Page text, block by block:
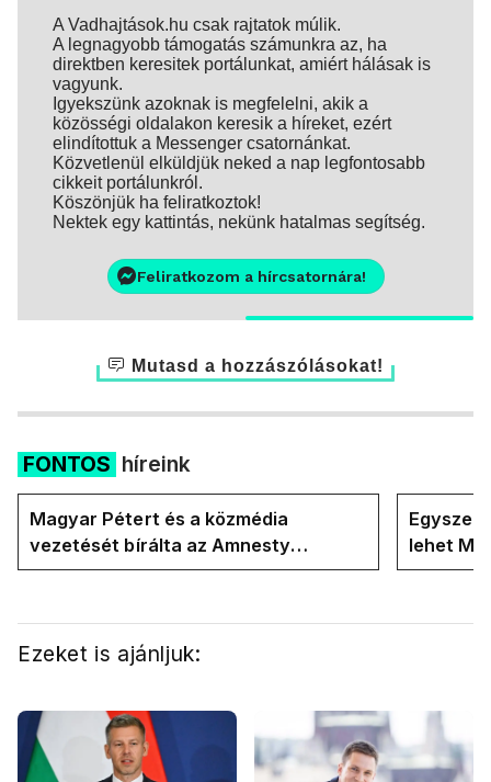
A Vadhajtások.hu csak rajtatok múlik.
A legnagyobb támogatás számunkra az, ha
direktben keresitek portálunkat, amiért hálásak is
vagyunk.
Igyekszünk azoknak is megfelelni, akik a
közösségi oldalakon keresik a híreket, ezért
elindítottuk a Messenger csatornánkat.
Közvetlenül elküldjük neked a nap legfontosabb
cikkeit portálunkról.
Köszönjük ha feliratkoztok!
Nektek egy kattintás, nekünk hatalmas segítség.
Feliratkozom a hírcsatornára!
Mutasd a hozzászólásokat!
FONTOS híreink
Magyar Pétert és a közmédia
vezetését bírálta az Amnesty
International a Klubrádióban
lehet
Ezeket is ajánljuk: